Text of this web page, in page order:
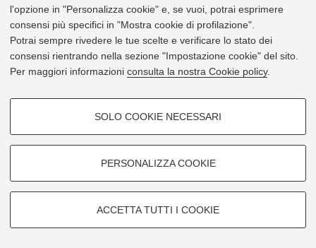
l'opzione in "Personalizza cookie" e, se vuoi, potrai esprimere
consensi più specifici in "Mostra cookie di profilazione".
Potrai sempre rivedere le tue scelte e verificare lo stato dei
consensi rientrando nella sezione "Impostazione cookie" del sito.
Per maggiori informazioni consulta la nostra Cookie policy.
COOKIE DI PROFILAZIONE -
Si tratta di cookie utilizzati per analizzare le caratteristiche della
navigazione degli utenti, creare profili in base al loro comportamento sul
Mostra cookie di profilazione
COOKIE TECNICI - NECESSARI
SOLO COOKIE NECESSARI
PERSONALIZZA COOKIE
ACCETTA TUTTI I COOKIE
Viale Berti Pichat 5 Bologna [Vai alla mappa]
michele.marzocchi@unibo.it
tel
+39 051 20 9 1826